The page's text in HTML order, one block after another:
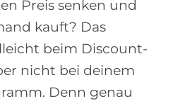
Preis senken und
kauft? Das
beim Discount-
nicht bei deinem
Denn genau